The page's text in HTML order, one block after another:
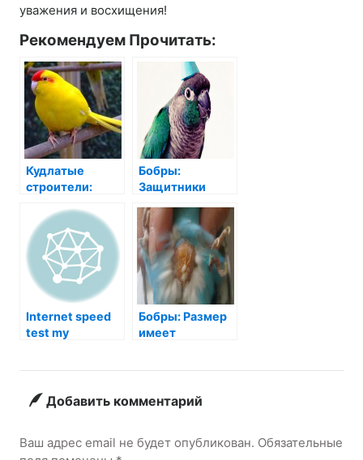
уважения и восхищения!
Рекомендуем Прочитать:
Кудлатые
строители:
мир бобров
обыкновенных
Бобры:
Защитники
завораживающие
размеры
Internet speed
test my
Бобры: Размер
имеет
животных
Добавить комментарий
Ваш адрес email не будет опубликован. Обязательные